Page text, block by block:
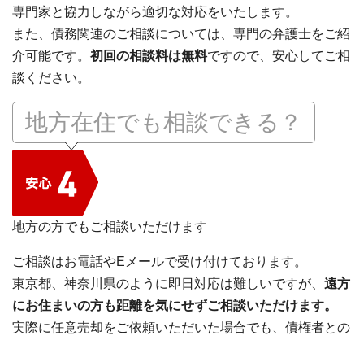
専門家と協力しながら適切な対応をいたします。
また、債務関連のご相談については、専門の弁護士をご紹
介可能です。 初回の相談料は無料ですので、安心してご相
談ください。
地方在住でも相談できる？
地方の方でもご相談いただけます
ご相談はお電話やEメールで受け付けております。
東京都、神奈川県のように即日対応は難しいですが、 遠方
にお住まいの方も距離を気にせずご相談いただけます。
実際に任意売却をご依頼いただいた場合でも、債権者との